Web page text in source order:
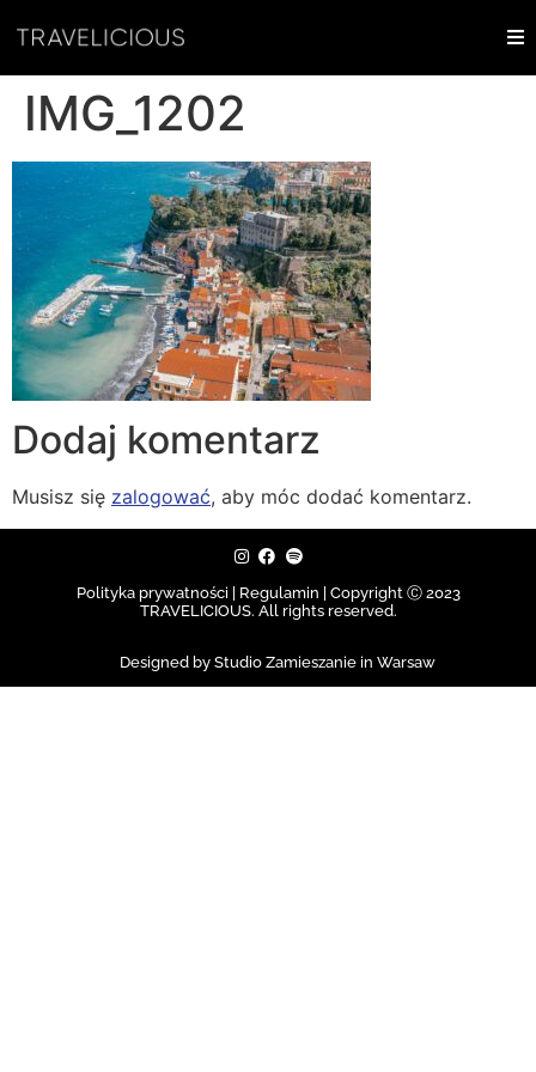
IMG_1202
Dodaj komentarz
Musisz się zalogować, aby móc dodać komentarz.
Polityka prywatności | Regulamin | Copyright Ⓒ 2023
TRAVELICIOUS. All rights reserved.
Designed by Studio Zamieszanie in Warsaw